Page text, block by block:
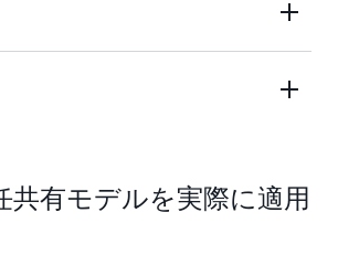
決定されます。たとえば、Amazon
なすべてのセキュリティ構成および
キュリティパッチなど)、インスタ
ールしたアプリケーションソフトウ
ら完全に継承する統制です。
境統制
クチャレイヤーとお客様レイヤーの
ービスの使用に対して独自の統制
があります。以下に例を示します。
客様がすべての責任を負う統制で
します。
共有モデルを実際に適用